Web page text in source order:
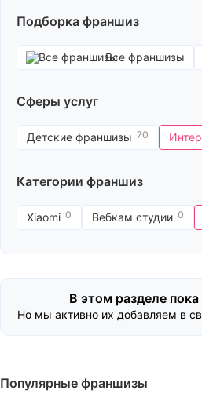
Маркетинговые агентства
Техника Apple
более 5 000 000 руб.
Подборка франшиз
Все франшизы
Сферы услуг
Детские франшизы 70
Категории франшиз
Xiaomi 0 Вебкам студии 0
В этом разделе
Но мы активно их добавляем в
Популярные франшизы